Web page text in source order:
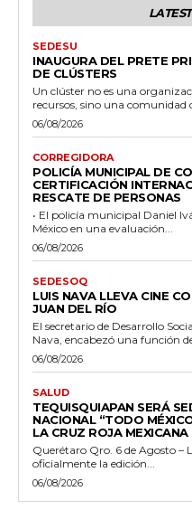
SEDESU
INAUGURA DEL PRETE
DE CLÚSTERS
Un clúster no es una
recursos, sino una comunidad
06/08/2026
CORREGIDORA
POLICÍA MUNICIPAL DE
CERTIFICACIÓN
RESCATE DE PERSONAS
• El policía municipal Daniel
México en una evaluación...
06/08/2026
SEDESOQ
LUIS NAVA LLEVA CINE
JUAN DEL RÍO
El secretario de Desarrollo
Nava, encabezó una función de
06/08/2026
SALUD
TEQUISQUIAPAN SERÁ
NACIONAL “TODO
LA CRUZ ROJA MEXICANA
Querétaro Qro. 6 de Agosto –
oficialmente la edición...
06/08/2026